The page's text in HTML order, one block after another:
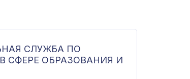
СЛУЖБА ПО
СФЕРЕ ОБРАЗОВАНИЯ И